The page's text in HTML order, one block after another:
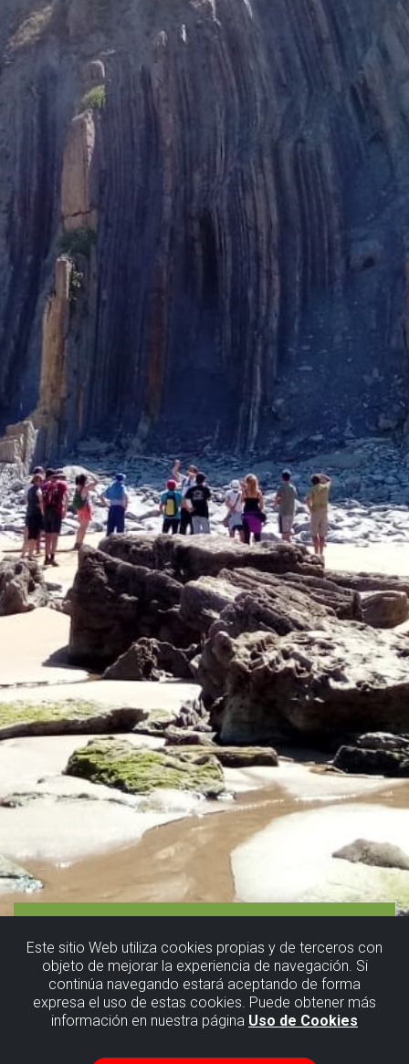
Este sitio Web utiliza cookies propias y de terceros con
objeto de mejorar la experiencia de navegación. Si
continúa navegando estará aceptando de forma
expresa el uso de estas cookies. Puede obtener más
información en nuestra página Uso de Cookies